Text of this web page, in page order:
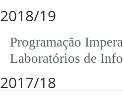
2018/19
Programação
Laboratórios de
2017/18